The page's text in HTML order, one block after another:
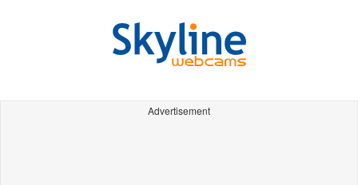
Advertisement